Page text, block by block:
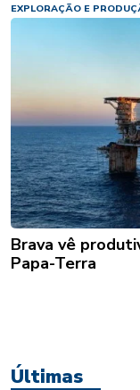
EXPLORAÇÃO E
Brava vê
Papa-Terra
Últimas